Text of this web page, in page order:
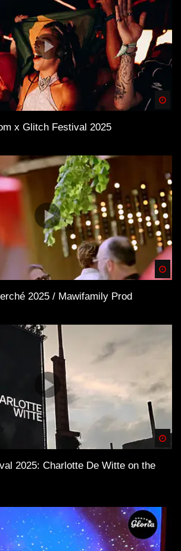
x Glitch Festival 2025
2025 / Mawifamily Prod
2025: Charlotte De Witte on the